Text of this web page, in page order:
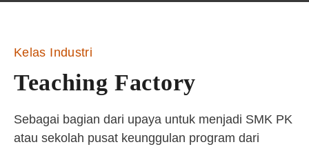
Kelas Industri
Teaching Factory
Sebagai bagian dari upaya untuk menjadi SMK PK
atau sekolah pusat keunggulan program dari